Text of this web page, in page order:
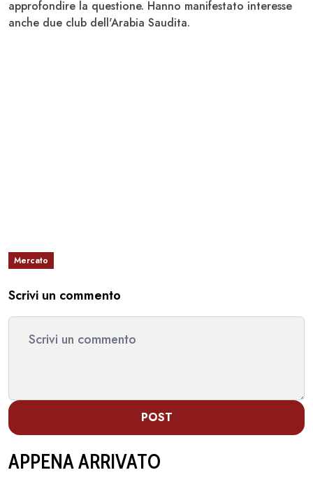
approfondire la questione. Hanno manifestato interesse
anche due club dell'Arabia Saudita.
Mercato
Scrivi un commento
POST
APPENA ARRIVATO